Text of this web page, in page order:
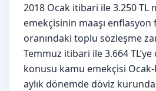
2018 Ocak itibari ile 3.250 TL
emekçisinin maaşı enflasyon
oranındaki toplu sözleşme
Temmuz itibari ile 3.664 TL’ye
konusu kamu emekçisi Ocak-
aylık dönemde döviz